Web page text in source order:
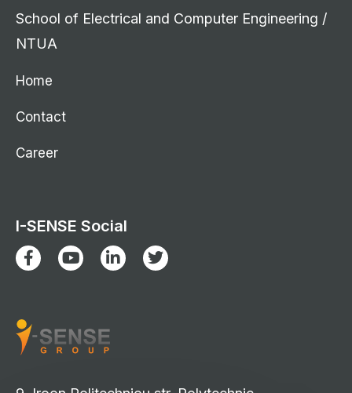
School of Electrical and Computer Engineering /
NTUA
Home
Contact
Career
I-SENSE Social